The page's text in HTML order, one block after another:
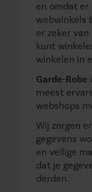
en omdat
webwinkels
er zeker
kunt
winkelen in
Garde-Robe
meest
webshops
Wij zorgen
gegevens
en veilige
dat je
derden.